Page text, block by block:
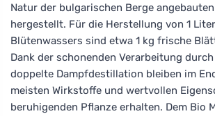
Natur der bulgarischen Berge
hergestellt. Für die Herstellung von 1
Blütenwassers sind etwa 1 kg frische
Dank der schonenden Verarbeitung
doppelte Dampfdestillation bleiben im
meisten Wirkstoffe und wertvollen
beruhigenden Pflanze erhalten. Dem Bio